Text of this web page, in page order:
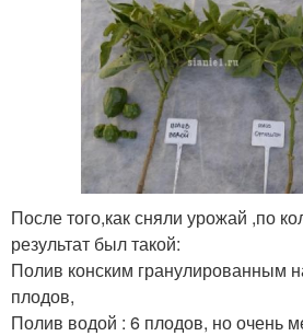
После того,как сняли урожай ,по
результат был такой:
Полив конским гранулированным
плодов,
Полив водой : 6 плодов, но очень